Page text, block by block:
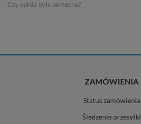
Czy opinia była pomocna?
ZAMÓWIENIA
Status zamówienia
Śledzenie przesyłki